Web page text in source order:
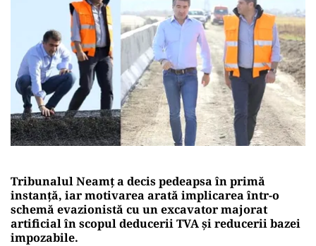
Tribunalul Neamț a decis pedeapsa în primă
instanță, iar motivarea arată implicarea într-o
schemă evazionistă cu un excavator majorat
artificial în scopul deducerii TVA și reducerii bazei
impozabile.